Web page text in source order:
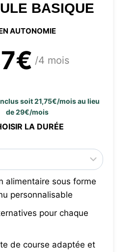
BASIQUE
AUTONOMIE
/4 mois
soit 21,75€/mois au lieu
de 29€/mois
LA DURÉE
alimentaire sous forme
personnalisable
pour chaque
de course adaptée et